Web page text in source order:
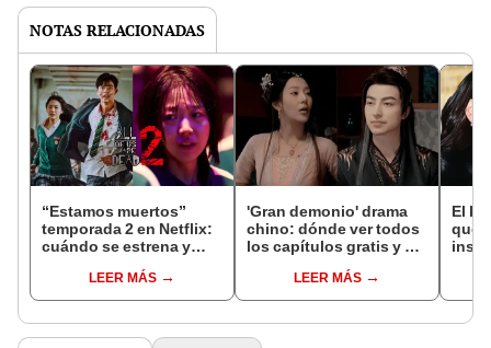
NOTAS RELACIONADAS
“Estamos muertos”
temporada 2 en Netflix:
cuándo se estrena y
temporadaLEER MÁS
'Gran demonio' drama
chino: dónde ver todos
los capítulos gratis y en
LEER MÁS
El k-
que